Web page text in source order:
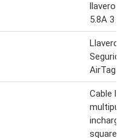
llavero
5.8A 3
Llavero
AirTag -
Cable
incharge
square